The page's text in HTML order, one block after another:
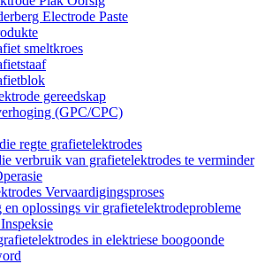
Electrode Paste
smeltkroes
gereedskap
(GPC/CPC)
regte grafietelektrodes
verbruik van grafietelektrodes te verminder
Vervaardigingsproses
en oplossings vir grafietelektrodeprobleme
in elektriese boogoonde